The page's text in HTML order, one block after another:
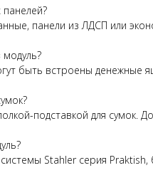
панели из ЛДСП или
быть встроены
подставкой для сумок.
Stahler серия